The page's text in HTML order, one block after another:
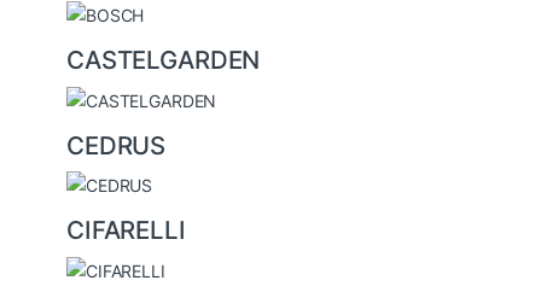
CASTELGARDEN
CEDRUS
CIFARELLI